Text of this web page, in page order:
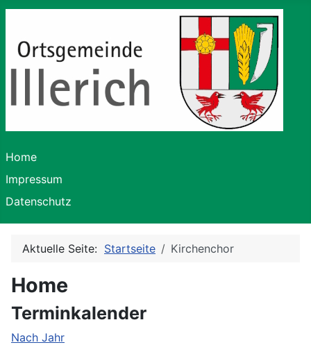
Home
Impressum
Datenschutz
Aktuelle Seite: Startseite Kirchenchor
Home
Terminkalender
Nach Jahr